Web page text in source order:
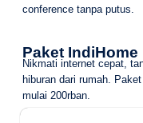
conference tanpa putus.
Paket
Nikmati internet cepat,
hiburan dari rumah.
mulai 200rban.